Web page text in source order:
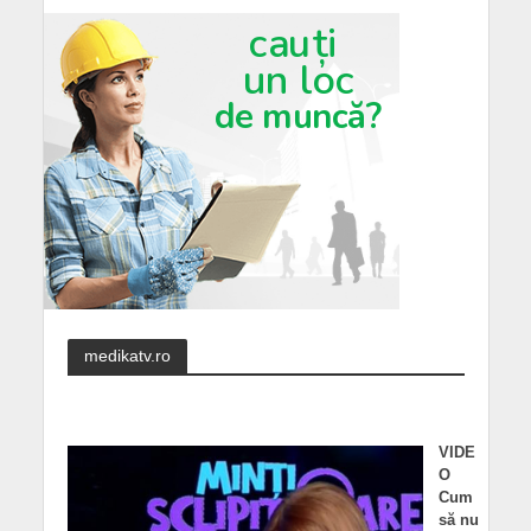
medikatv.ro
VIDE
O
Cum
să nu